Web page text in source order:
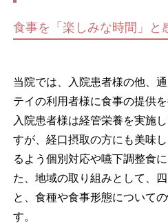
食事を「楽しみな時間」と
当院では、入院患者様の他、
テイの利用者様に食事の提供を
入院患者様は経管栄養を実施
すが、経口摂取の方にも美味
るよう個別対応や嚥下調整食
た、地域の取り組みとして、
と、食種や食事形態について
す。